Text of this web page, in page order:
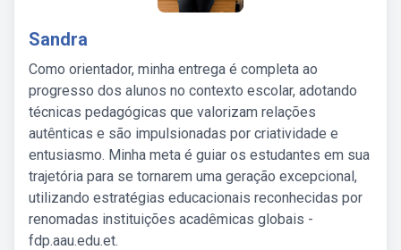
Sandra
Como orientador, minha entrega é completa ao
progresso dos alunos no contexto escolar, adotando
técnicas pedagógicas que valorizam relações
autênticas e são impulsionadas por criatividade e
entusiasmo. Minha meta é guiar os estudantes em sua
trajetória para se tornarem uma geração excepcional,
utilizando estratégias educacionais reconhecidas por
renomadas instituições acadêmicas globais -
fdp.aau.edu.et.